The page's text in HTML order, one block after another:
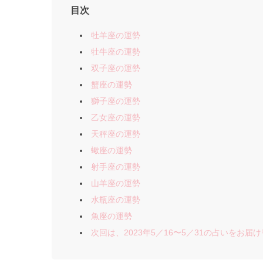
目次
牡羊座の運勢
牡牛座の運勢
双子座の運勢
蟹座の運勢
獅子座の運勢
乙女座の運勢
天秤座の運勢
蠍座の運勢
射手座の運勢
山羊座の運勢
水瓶座の運勢
魚座の運勢
次回は、2023年5／16〜5／31の占いをお届